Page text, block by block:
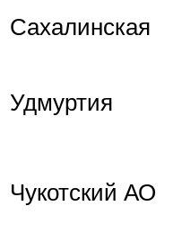
Сахалинская
Удмуртия
Чукотский АО